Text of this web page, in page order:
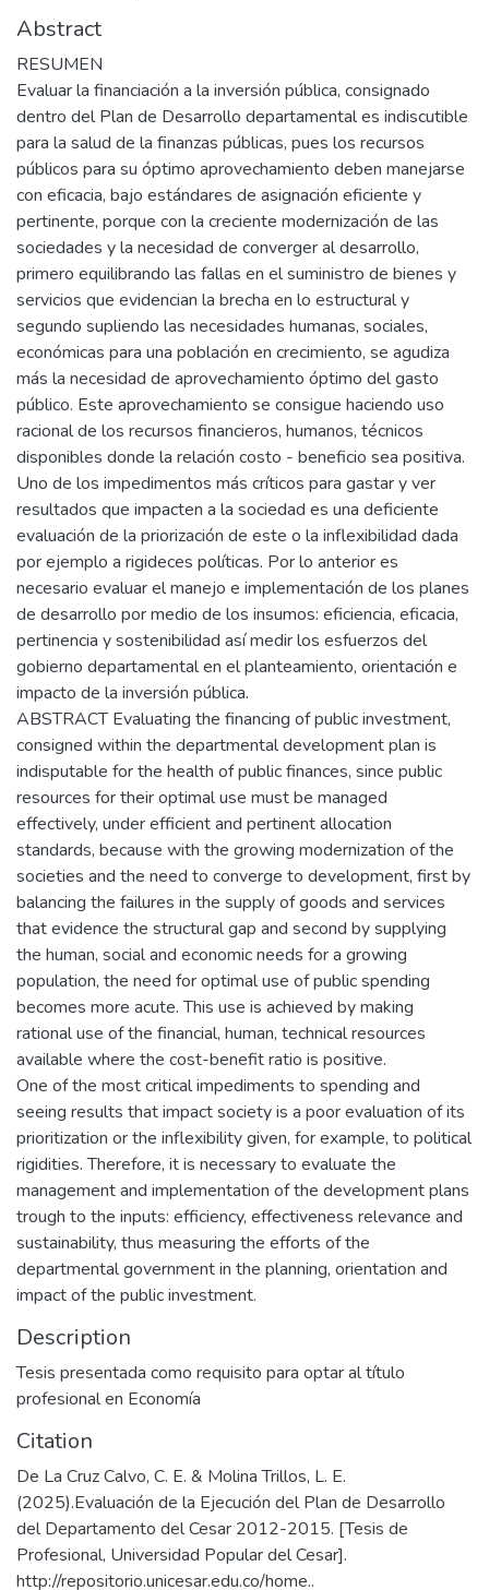
Abstract
RESUMEN
Evaluar la financiación a la inversión pública, consignado
dentro del Plan de Desarrollo departamental es indiscutible
para la salud de la finanzas públicas, pues los recursos
públicos para su óptimo aprovechamiento deben manejarse
con eficacia, bajo estándares de asignación eficiente y
pertinente, porque con la creciente modernización de las
sociedades y la necesidad de converger al desarrollo,
primero equilibrando las fallas en el suministro de bienes y
servicios que evidencian la brecha en lo estructural y
segundo supliendo las necesidades humanas, sociales,
económicas para una población en crecimiento, se agudiza
más la necesidad de aprovechamiento óptimo del gasto
público. Este aprovechamiento se consigue haciendo uso
racional de los recursos financieros, humanos, técnicos
disponibles donde la relación costo - beneficio sea positiva.
Uno de los impedimentos más críticos para gastar y ver
resultados que impacten a la sociedad es una deficiente
evaluación de la priorización de este o la inflexibilidad dada
por ejemplo a rigideces políticas. Por lo anterior es
necesario evaluar el manejo e implementación de los planes
de desarrollo por medio de los insumos: eficiencia, eficacia,
pertinencia y sostenibilidad así medir los esfuerzos del
gobierno departamental en el planteamiento, orientación e
impacto de la inversión pública.
ABSTRACT Evaluating the financing of public investment,
consigned within the departmental development plan is
indisputable for the health of public finances, since public
resources for their optimal use must be managed
effectively, under efficient and pertinent allocation
standards, because with the growing modernization of the
societies and the need to converge to development, first by
balancing the failures in the supply of goods and services
that evidence the structural gap and second by supplying
the human, social and economic needs for a growing
population, the need for optimal use of public spending
becomes more acute. This use is achieved by making
rational use of the financial, human, technical resources
available where the cost-benefit ratio is positive.
One of the most critical impediments to spending and
seeing results that impact society is a poor evaluation of its
prioritization or the inflexibility given, for example, to political
rigidities. Therefore, it is necessary to evaluate the
management and implementation of the development plans
trough to the inputs: efficiency, effectiveness relevance and
sustainability, thus measuring the efforts of the
departmental government in the planning, orientation and
impact of the public investment.
Description
Tesis presentada como requisito para optar al título
profesional en Economía
Citation
De La Cruz Calvo, C. E. & Molina Trillos, L. E.
(2025).Evaluación de la Ejecución del Plan de Desarrollo
del Departamento del Cesar 2012-2015. [Tesis de
Profesional, Universidad Popular del Cesar].
http://repositorio.unicesar.edu.co/home..